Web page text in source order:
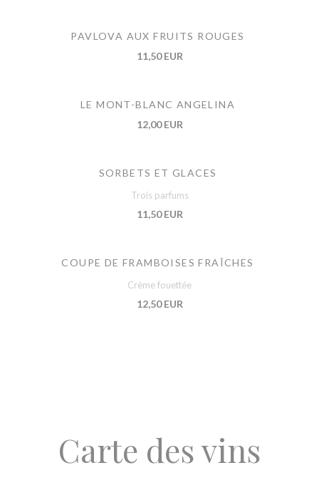
PAVLOVA AUX FRUITS ROUGES
11,50 EUR
LE MONT-BLANC ANGELINA
12,00 EUR
SORBETS ET GLACES
Trois parfums
11,50 EUR
COUPE DE FRAMBOISES FRAÎCHES
Crème fouettée
12,50 EUR
Carte des vins